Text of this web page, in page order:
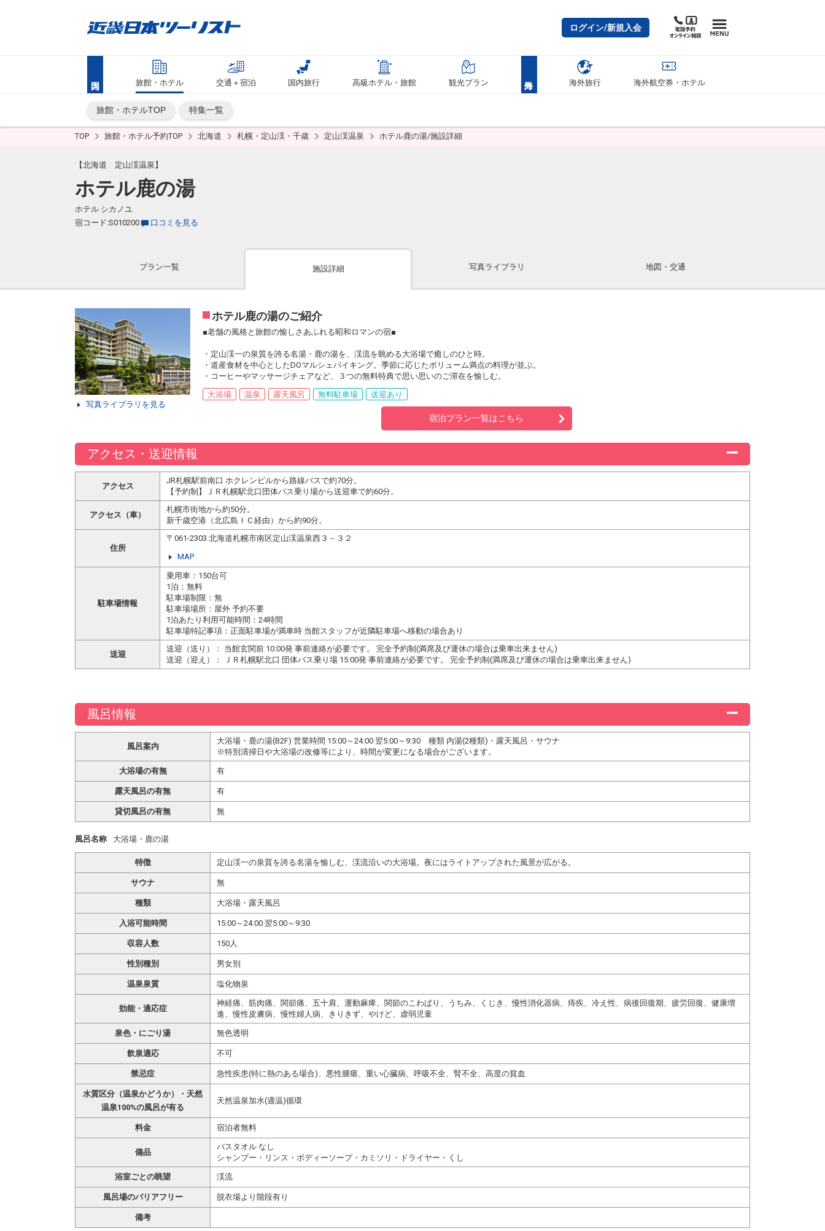
ログイン/新規入会
旅館・ホテル 交通＋宿泊 国内旅行 高級ホテル・旅館 観光プラン 海外旅行 海外航空券・ホテル
旅館・ホテルTOP 特集一覧
TOP 旅館・ホテル予約TOP 北海道 札幌・定山渓・千歳 定山渓温泉 ホテル鹿の湯/施設詳細
【北海道 定山渓温泉】
ホテル鹿の湯
ホテル シカノユ
宿コード:S010200
口コミを見る
プラン一覧 施設詳細 写真ライブラリ 地図・交通
写真ライブラリを見る
ホテル鹿の湯のご紹介
■老舗の風格と旅館の愉しさあふれる昭和ロマンの宿■
・定山渓一の泉質を誇る名湯・鹿の湯を、渓流を眺める大浴場で癒しのひと時。
・道産食材を中心としたDOマルシェバイキング。季節に応じたボリューム満点の料理が並ぶ。
・コーヒーやマッサージチェアなど、３つの無料特典で思い思いのご滞在を愉しむ。
大浴場
温泉 露天風呂 無料駐車場 送迎あり
宿泊プラン一覧はこちら
アクセス・送迎情報
アクセス
JR札幌駅前南口 ホクレンビルから路線バスで約70分。
【予約制】ＪＲ札幌駅北口団体バス乗り場から送迎車で約60分。
アクセス（車）
札幌市街地から約50分。
新千歳空港（北広島ＩＣ経由）から約90分。
住所
〒061-2303 北海道札幌市南区定山渓温泉西３－３２
MAP
駐車場情報
乗用車：150台可
1泊：無料
駐車場制限：無
駐車場場所：屋外 予約不要
1泊あたり利用可能時間：24時間
駐車場特記事項：正面駐車場が満車時 当館スタッフが近隣駐車場へ移動の場合あり
送迎
送迎（送り）： 当館玄関前 10:00発 事前連絡が必要です。 完全予約制(満席及び運休の場合は乗車出来ません)
送迎（迎え）： ＪＲ札幌駅北口 団体バス乗り場 15:00発 事前連絡が必要です。 完全予約制(満席及び運休の場合は乗車出来ません)
風呂情報
風呂案内
大浴場・鹿の湯(B2F) 営業時間 15:00～24:00 翌5:00～9:30 種類 内湯(2種類)・露天風呂・サウナ
※特別清掃日や大浴場の改修等により、時間が変更になる場合がございます。
大浴場の有無 有
露天風呂の有無 有
貸切風呂の有無 無
風呂名称 大浴場・鹿の湯
特徴 定山渓一の泉質を誇る名湯を愉しむ、渓流沿いの大浴場。夜にはライトアップされた風景が広がる。
サウナ 無
種類 大浴場・露天風呂
入浴可能時間 15:00～24:00 翌5:00～9:30
収容人数 150人
性別種別 男女別
温泉泉質 塩化物泉
効能・適応症
神経痛、筋肉痛、関節痛、五十肩、運動麻痺、関節のこわばり、うちみ、くじき、慢性消化器病、痔疾、冷え性、病後回復期、疲労回復、健康増
進、慢性皮膚病、慢性婦人病、きりきず、やけど、虚弱児童
泉色・にごり湯 無色透明
飲泉適応 不可
禁忌症 急性疾患(特に熱のある場合)、悪性腫瘍、重い心臓病、呼吸不全、腎不全、高度の貧血
水質区分（温泉かどうか）・天然
温泉100%の風呂が有る
天然温泉加水(適温)循環
料金 宿泊者無料
備品
バスタオル なし
シャンプー・リンス・ボディーソープ・カミソリ・ドライヤー・くし
浴室ごとの眺望 渓流
風呂場のバリアフリー 脱衣場より階段有り
備考